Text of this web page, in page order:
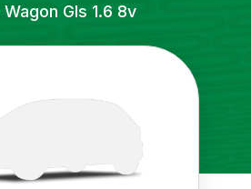
Wagon Gls 1.6 8v